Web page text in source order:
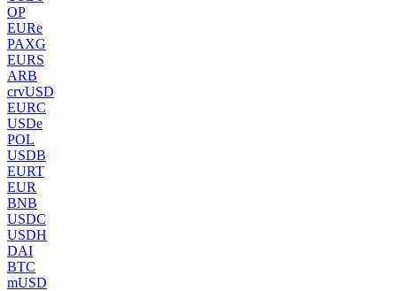
OP
EURe
PAXG
EURS
ARB
crvUSD
EURC
USDe
POL
USDB
EURT
EUR
BNB
USDC
USDH
DAI
BTC
mUSD